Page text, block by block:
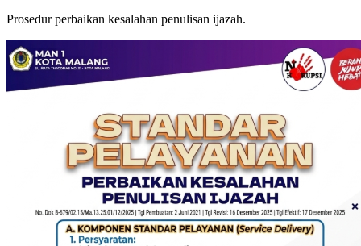
Prosedur perbaikan kesalahan penulisan ijazah.